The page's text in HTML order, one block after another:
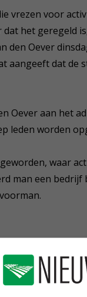
vrezen voor
het geregeld
den Oever
aangeeft dat de
Oever aan het
leden worden
waar
man een
een lijst
Transparancy